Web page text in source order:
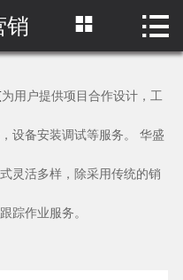
 首页
新闻中心
销  
为用户提供项目合作设计，工
设备安装调试等服务。 华盛
灵活多样，除采用传统的销
踪作业服务。